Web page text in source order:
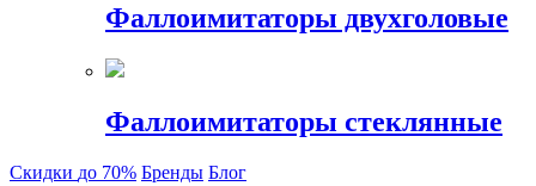
Фаллоимитаторы двухголовые
Фаллоимитаторы стеклянные
Скидки до 70% Бренды Блог